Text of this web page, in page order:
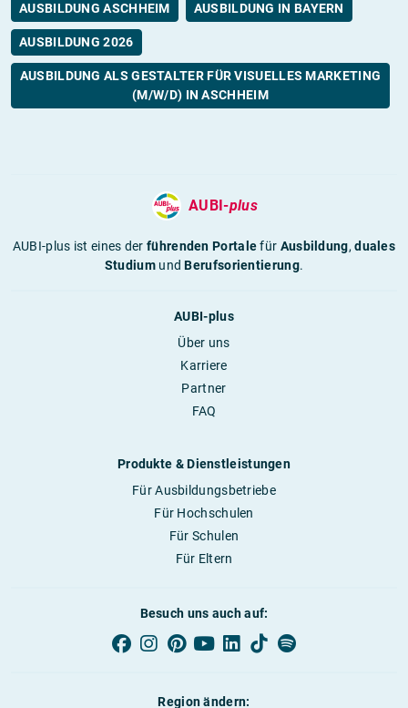
AUSBILDUNG ASCHHEIM AUSBILDUNG IN BAYERN
AUSBILDUNG 2026
AUSBILDUNG ALS GESTALTER FÜR VISUELLES MARKETING
(M/W/D) IN ASCHHEIM
AUBI-plus
AUBI-plus ist eines derführenden Portalefür Ausbildung,duales
StudiumundBerufsorientierung.
AUBI-plus
Über uns
Karriere
Partner
FAQ
Produkte & Dienstleistungen
Für Ausbildungsbetriebe
Für Hochschulen
Für Schulen
Für Eltern
Besuch uns auch auf:
Region ändern: